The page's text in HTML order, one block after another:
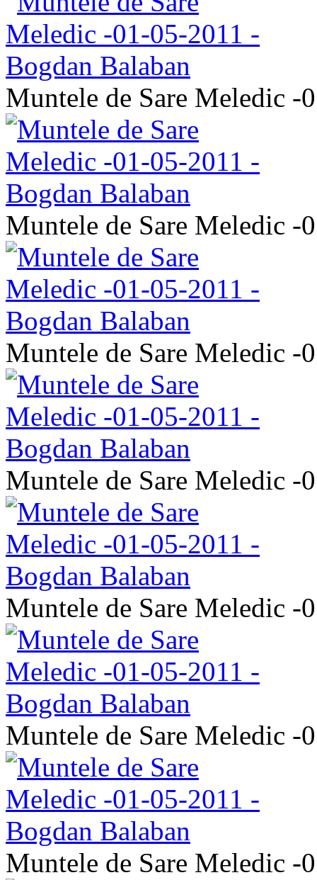
Muntele de Sare Meledic -
Muntele de Sare Meledic -
Muntele de Sare Meledic -
Muntele de Sare Meledic -
Muntele de Sare Meledic -
Muntele de Sare Meledic -
Muntele de Sare Meledic -